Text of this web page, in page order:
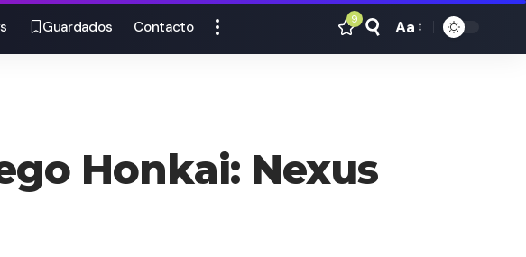
Guardados Contacto 9
Tamaño
Aa
Honkai: Nexus